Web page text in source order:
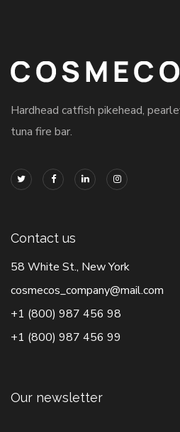
Hardhead catfish pikehead,
tuna fire bar.
Contact us
58 White St., New York
cosmecos_company@mail.com
+1 (800) 987 456 98
+1 (800) 987 456 99
Our newsletter